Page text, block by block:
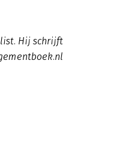
Hij schrijft